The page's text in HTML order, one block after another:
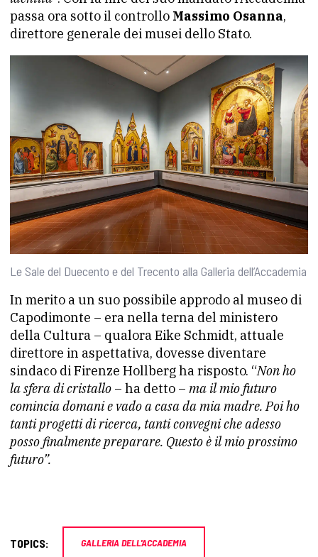
passa ora sotto il controllo Massimo Osanna,
direttore generale dei musei dello Stato.
Le Sale del Duecento e del Trecento alla Galleria dell’Accademia
In merito a un suo possibile approdo al museo di
Capodimonte – era nella terna del ministero
della Cultura – qualora Eike Schmidt, attuale
direttore in aspettativa, dovesse diventare
sindaco di Firenze Hollberg ha risposto. “Non ho
la sfera di cristallo – ha detto – ma il mio futuro
comincia domani e vado a casa da mia madre. Poi ho
tanti progetti di ricerca, tanti convegni che adesso
posso finalmente preparare. Questo è il mio prossimo
futuro”.
TOPICS: GALLERIA DELL'ACCADEMIA